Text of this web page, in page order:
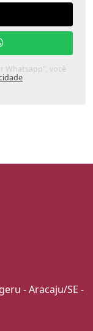
Whatsapp", você
.
- Aracaju/SE -